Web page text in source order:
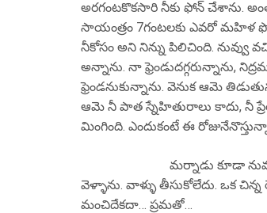
అరగంటకొకసారి నీకు ఫోన్ చేశాను.
సాయంత్రం 7గంటలకు ఎవరో మహిళ
నీకోసం అని నిన్ను పిలిచింది. నువ్వు
అన్నాను. నా ఫ్రెండుదగ్గరున్నాను,
ఫ్రెండనుకున్నాను. వెనుక ఆమె
ఆమె నీ పాత స్నేహితురాలు కాదు, నీ
మింగింది. ఎందుకంటే ఈ
మర్నాడు కూడా నువ్వు
వెళ్ళాను. వాళ్ళు తీసుకోలేదు. ఒక
మంచిదేకదా… ప్రమతో…